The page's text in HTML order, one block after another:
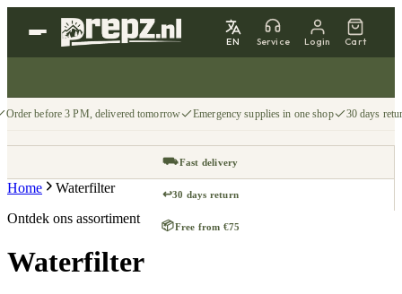
EN Service Login Cart
Order before 3 PM, delivered tomorrow Emergency supplies in one shop 30 days
⛟Fast delivery
↩30 days return
📦Free from €75
Home
Waterfilter
Ontdek ons assortiment
Waterfilter